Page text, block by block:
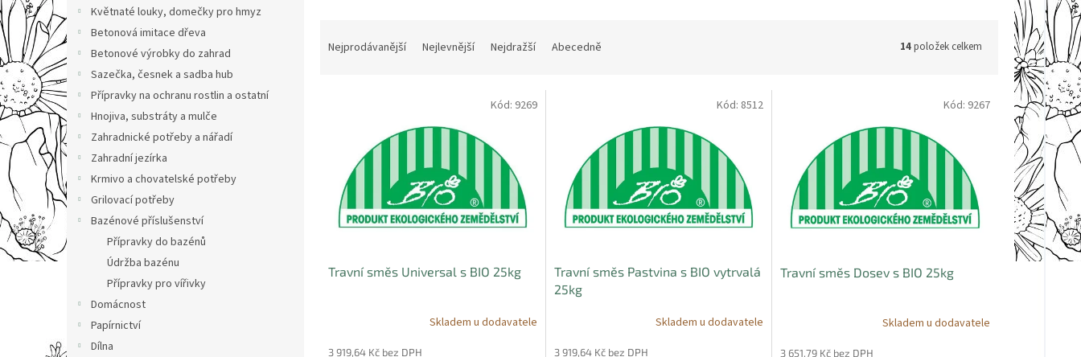
Květnaté louky, domečky pro hmyz
Betonová imitace dřeva
Betonové výrobky do zahrad
Sazečka, česnek a sadba hub
Přípravky na ochranu rostlin a ostatní
Hnojiva, substráty a mulče
Zahradnické potřeby a nářadí
Zahradní jezírka
Krmivo a chovatelské potřeby
Grilovací potřeby
Bazénové příslušenství
Přípravky do bazénů
Údržba bazénu
Přípravky pro vířivky
Domácnost
Papírnictví
Dílna
Nejprodávanější Nejlevnější Nejdražší Abecedně 14položek celkem
Travní směs Universal s BIO 25kg
Skladem u dodavatele
3 919,64 Kč bez DPH
Kód: 9269
Travní směs Pastvina s BIO vytrvalá
25kg
Skladem u dodavatele
3 919,64 Kč bez DPH
Kód: 8512
Travní směs Dosev s BIO 25kg
Skladem u dodavatele
3 651,79 Kč bez DPH
Kód: 9267